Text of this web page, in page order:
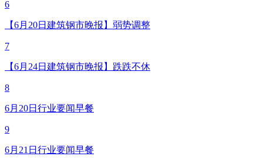
6
【6月20日建筑钢市晚报】弱势调整
7
【6月24日建筑钢市晚报】跌跌不休
8
6月20日行业要闻早餐
9
6月21日行业要闻早餐